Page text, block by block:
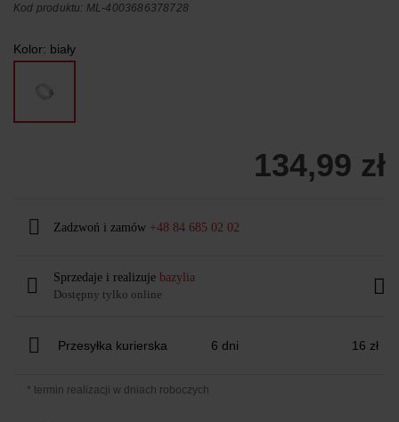
Kod produktu: ML-4003686378728
Kolor: biały
134,99 zł
Zadzwoń i zamów +48 84 685 02 02
Sprzedaje i realizuje bazylia
Dostępny tylko online
Przesyłka kurierska 6 dni 16 zł
* termin realizacji w dniach roboczych